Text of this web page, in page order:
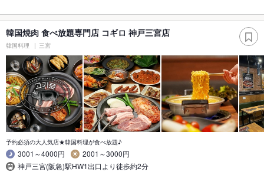
韓国焼肉 食べ放題専門店 コギロ 神戸三宮店
韓国料理 三宮
予約必須の大人気店★韓国料理が食べ放題♪
3001～4000円
2001～3000円
神戸三宮(阪急)駅HW1出口より徒歩約2分